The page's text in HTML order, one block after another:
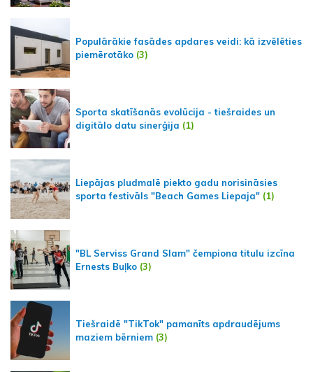
Populārākie fasādes apdares veidi: kā izvēlēties
piemērotāko (3)
Sporta skatīšanās evolūcija - tiešraides un
digitālo datu sinerģija (1)
Liepājas pludmalē piekto gadu norisināsies
sporta festivāls "Beach Games Liepaja" (1)
"BL Serviss Grand Slam" čempiona titulu izcīna
Ernests Buļko (3)
Tiešraidē "TikTok" pamanīts apdraudējums
maziem bērniem (3)